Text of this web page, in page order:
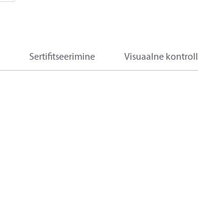
Sertifitseerimine Visuaalne kontroll